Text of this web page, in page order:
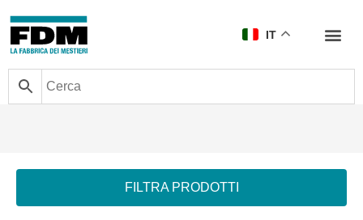
IT
FILTRA PRODOTTI